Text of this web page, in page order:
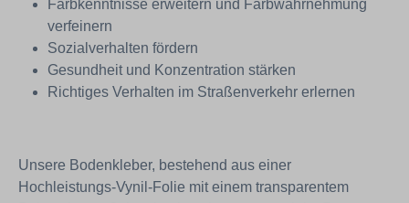
Farbkenntnisse erweitern und Farbwahrnehmung
verfeinern
Sozialverhalten fördern
Gesundheit und Konzentration stärken
Richtiges Verhalten im Straßenverkehr erlernen
Unsere Bodenkleber, bestehend aus einer
Hochleistungs-Vynil-Folie mit einem transparentem